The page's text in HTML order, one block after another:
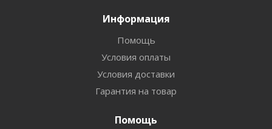
Информация
Помощь
Условия оплаты
Условия доставки
Гарантия на товар
Помощь